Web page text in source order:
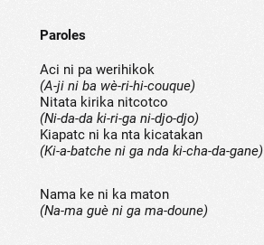
Paroles
Aci ni pa werihikok
(A-ji ni ba wè-ri-hi-couque)
Nitata kirika nitcotco
(Ni-da-da ki-ri-ga ni-djo-djo)
Kiapatc ni ka nta kicatakan
(Ki-a-batche ni ga nda ki-cha-da-gane)
Nama ke ni ka maton
(Na-ma guè ni ga ma-doune)